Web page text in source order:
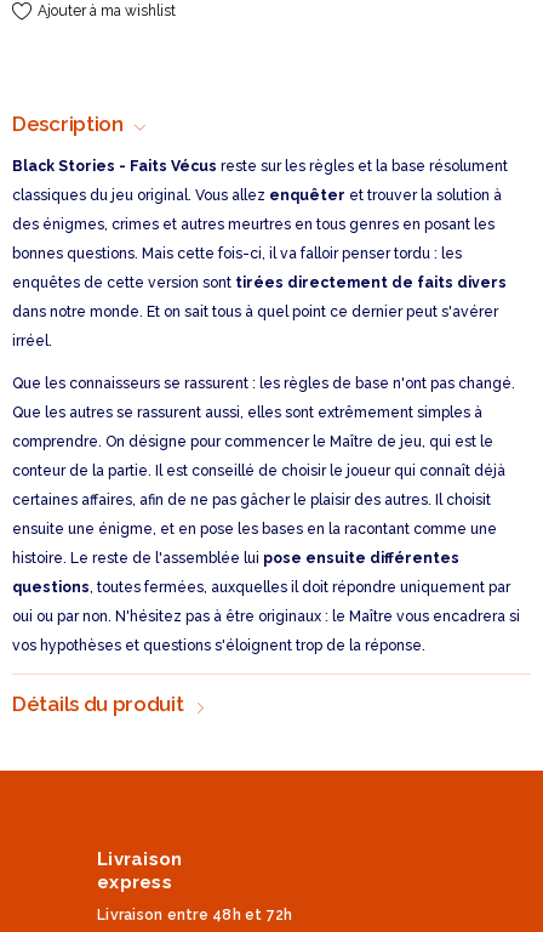
Ajouter à ma wishlist
Description
Black Stories - Faits Vécus reste sur les règles et la base résolument
classiques du jeu original. Vous allez enquêter et trouver la solution à
des énigmes, crimes et autres meurtres en tous genres en posant les
bonnes questions. Mais cette fois-ci, il va falloir penser tordu : les
enquêtes de cette version sont tirées directement de faits divers
dans notre monde. Et on sait tous à quel point ce dernier peut s'avérer
irréel.
Que les connaisseurs se rassurent : les règles de base n'ont pas changé.
Que les autres se rassurent aussi, elles sont extrêmement simples à
comprendre. On désigne pour commencer le Maître de jeu, qui est le
conteur de la partie. Il est conseillé de choisir le joueur qui connaît déjà
certaines affaires, afin de ne pas gâcher le plaisir des autres. Il choisit
ensuite une énigme, et en pose les bases en la racontant comme une
histoire. Le reste de l'assemblée lui pose ensuite différentes
questions, toutes fermées, auxquelles il doit répondre uniquement par
oui ou par non. N'hésitez pas à être originaux : le Maître vous encadrera si
vos hypothèses et questions s'éloignent trop de la réponse.
Détails du produit
Livraison
express
Livraison entre 48h et 72h